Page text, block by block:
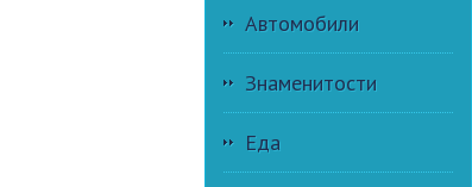
Автомобили
Знаменитости
Еда